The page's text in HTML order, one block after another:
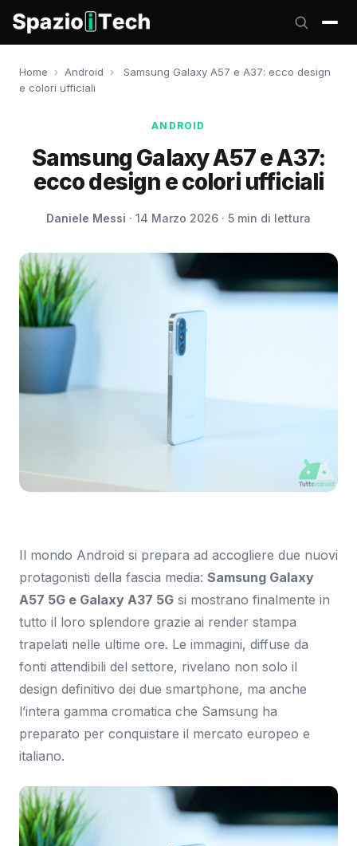
Home › Android ›
Samsung Galaxy A57 e A37: ecco design
e colori ufficiali
ANDROID
Samsung Galaxy A57 e A37:
ecco design e colori ufficiali
Daniele Messi · 14 Marzo 2026 · 5 min di lettura
Il mondo Android si prepara ad accogliere due nuovi
protagonisti della fascia media: Samsung Galaxy
A57 5G e Galaxy A37 5G si mostrano finalmente in
tutto il loro splendore grazie ai render stampa
trapelati nelle ultime ore. Le immagini, diffuse da
fonti attendibili del settore, rivelano non solo il
design definitivo dei due smartphone, ma anche
l’intera gamma cromatica che Samsung ha
preparato per conquistare il mercato europeo e
italiano.